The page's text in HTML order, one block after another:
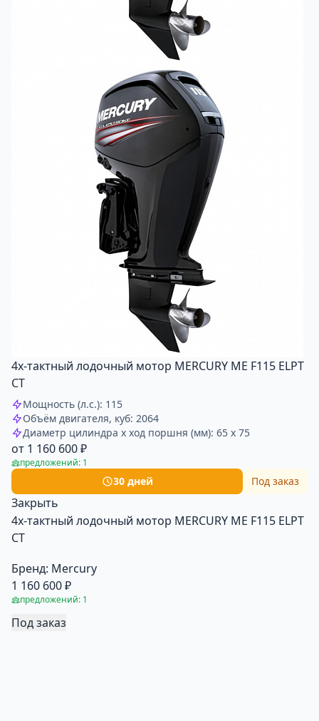
4х-тактный лодочный мотор MERCURY ME F115 ELPT
CT
Мощность (л.с.): 115
Объём двигателя, куб: 2064
Диаметр цилиндра x ход поршня (мм): 65 x 75
от 1 160 600 ₽
предложений: 1
30 дней Под заказ
Закрыть
4х-тактный лодочный мотор MERCURY ME F115 ELPT
CT
Бренд: Mercury
1 160 600 ₽
предложений: 1
Под заказ